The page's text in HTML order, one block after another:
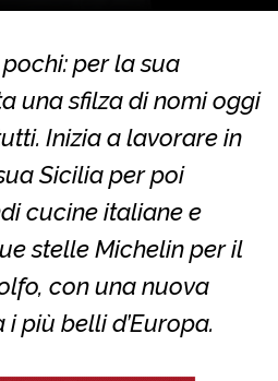
per la sua
una sfilza di nomi oggi
Inizia a lavorare in
Sicilia per poi
cucine italiane e
stelle Michelin per il
con una nuova
più belli d’Europa.